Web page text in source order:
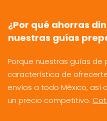
¿Por qué ahorras
nuestras guías
Porque nuestras guías de
característica de
envíos a todo México, así
un precio competitivo.